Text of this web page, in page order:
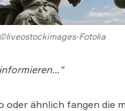
©liveostockimages-Fotolia
informieren…“
oder ähnlich fangen die